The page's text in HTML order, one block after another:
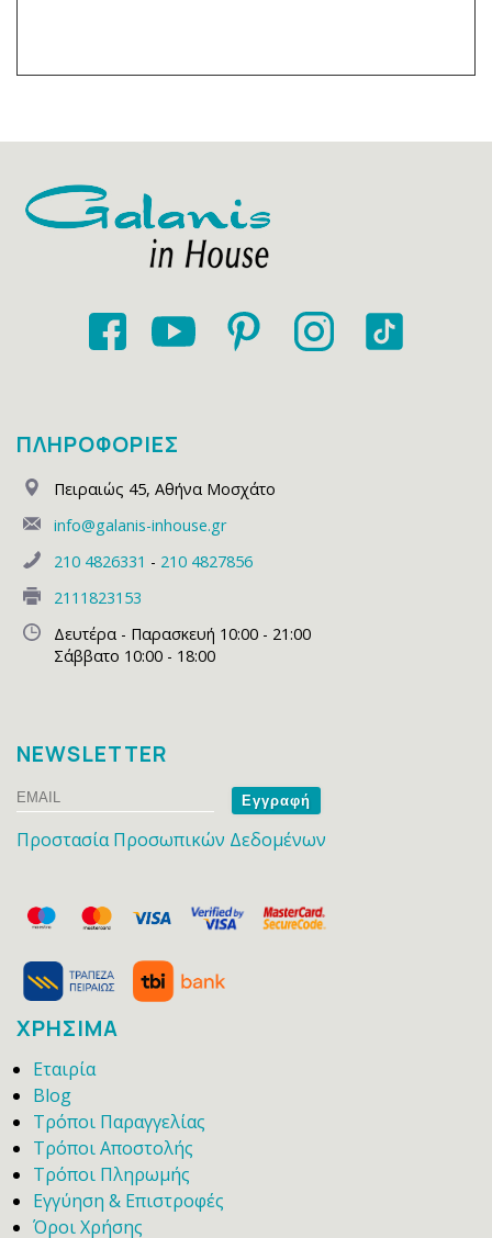
ΠΛΗΡΟΦΟΡΙΕΣ
Πειραιώς 45, Αθήνα Μοσχάτο
info@galanis-inhouse.gr
210 4826331 - 210 4827856
2111823153
Δευτέρα - Παρασκευή 10:00 - 21:00
Σάββατο 10:00 - 18:00
NEWSLETTER
Email
Name
Προστασία Προσωπικών Δεδομένων
ΧΡΗΣΙΜΑ
Εταιρία
Blog
Τρόποι Παραγγελίας
Τρόποι Αποστολής
Τρόποι Πληρωμής
Εγγύηση & Επιστροφές
Όροι Χρήσης